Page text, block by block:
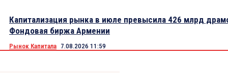
Капитализация рынка в июле превысила 426 млрд
Фондовая биржа Армении
Рынок Капитала 7.08.2026 11:59